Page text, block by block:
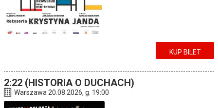
KUP BILET
2:22 (HISTORIA O DUCHACH)
Warszawa 20.08.2026, g. 19:00